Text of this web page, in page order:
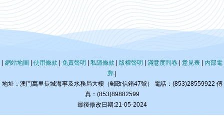
| 網站地圖 | 使用條款 | 免責聲明 | 私隱條款 | 版權聲明 | 滿意度問卷| 意見表| 內部電
郵 |
地址：澳門萬里長城海事及水務局大樓（郵政信箱47號） 電話：(853)28559922 傳
真：(853)89882599
最後修改日期:21-05-2024